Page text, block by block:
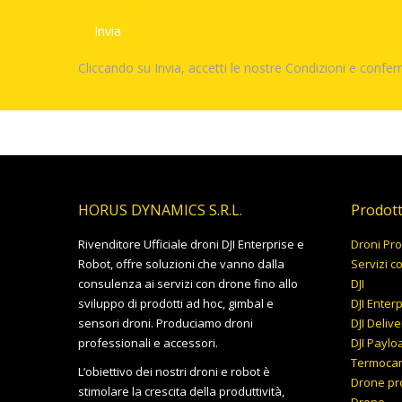
Cliccando su Invia, accetti le nostre Condizioni e
HORUS DYNAMICS S.R.L.
Rivenditore Ufficiale droni DJI Enterprise e
Robot, offre soluzioni che vanno dalla
consulenza ai servizi con drone fino allo
sviluppo di prodotti ad hoc, gimbal e
sensori droni. Produciamo droni
professionali e accessori.
L’obiettivo dei nostri droni e robot è
stimolare la crescita della produttività,
Droni
Servizi
DJI
DJI
DJI
DJI
Drone